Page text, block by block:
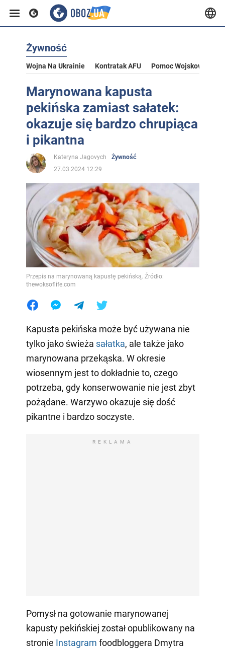
Żywność
Wojna Na Ukrainie Kontratak AFU Pomoc Wojskowa Dla
Marynowana kapusta
pekińska zamiast sałatek:
okazuje się bardzo chrupiąca
i pikantna
Kateryna Jagovych
Żywność
27.03.2024 12:29
Przepis na marynowaną kapustę pekińską. Źródło:
thewoksoflife.com
Kapusta pekińska może być używana nie
tylko jako świeża sałatka, ale także jako
marynowana przekąska. W okresie
wiosennym jest to dokładnie to, czego
potrzeba, gdy konserwowanie nie jest zbyt
pożądane. Warzywo okazuje się dość
pikantne i bardzo soczyste.
REKLAMA
Pomysł na gotowanie marynowanej
kapusty pekińskiej został opublikowany na
stronie Instagram foodbloggera Dmytra